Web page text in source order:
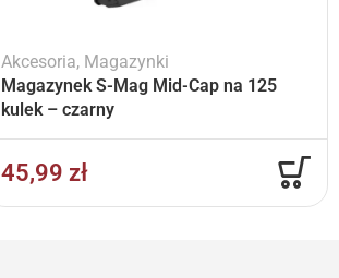
Akcesoria, Magazynki
Magazynek S-Mag Mid-Cap na 125
kulek – czarny
45,99 zł